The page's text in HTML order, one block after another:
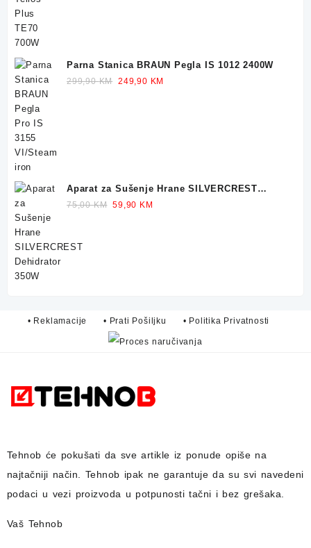
Parna Stanica BRAUN Pegla IS 1012 2400W
299,90KM Original
249,90 KM
Aparat za Sušenje Hrane SILVERCREST
Dehidrator 350W
75,00KM Original
59,90 KM
• Reklamacije • Prati Pošiljku • Politika Privatnosti
Tehnob će pokušati da sve artikle iz ponude opiše na
najtačniji način. Tehnob ipak ne garantuje da su svi navedeni
podaci u vezi proizvoda u potpunosti tačni i bez grešaka.
Vaš Tehnob